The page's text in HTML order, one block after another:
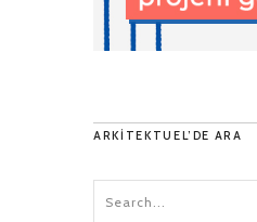
ARKITEKTUEL’DE ARA